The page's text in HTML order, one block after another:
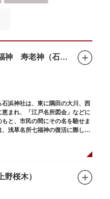
浅草名所七福神 寿老神（石浜神社）
浜神社は、東に隅田の大川、西
まれ、「江戸名所図会」などに
と、市民の間にその名を馳せま
浅草名所七福神の復活に際し、
野桜木）